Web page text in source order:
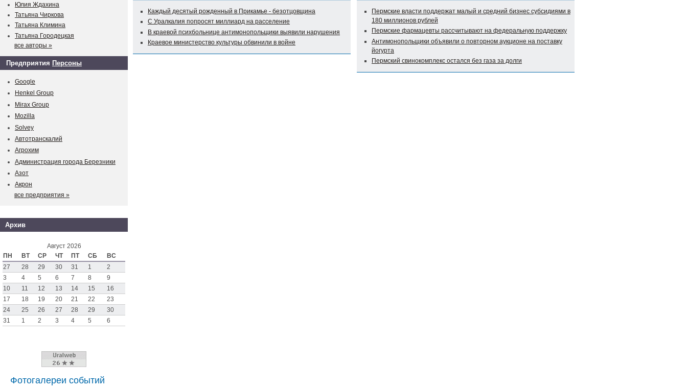
Каждый десятый рожденный в Прикамье - безотцовщина
С Уралкалия попросят миллиард на расселение
В краевой психбольнице антимонопольщики выявили нарушения
Краевое министерство культуры обвинили в войне
Пермские власти поддержат малый и средний бизнес субсидиями в
180 миллионов рублей
Пермские фармацевты рассчитывают на федеральную поддержку
Антимонопольщики объявили о повторном аукционе на поставку
йогурта
Пермский свинокомплекс остался без газа за долги
Юлия Ждахина
Татьяна Чиркова
Татьяна Климина
Татьяна Городецкая
все авторы »
Предприятия Персоны
Google
Henkel Group
Mirax Group
Mozilla
Solvey
Автотранскалий
Агрохим
Администрация города Березники
Азот
Акрон
все предприятия »
Архив
Август 2026
ПН
ВТ СР ЧТ ПТ СБ
ВС
27
28 29 30 31 1
2
3
4 5 6 7 8
9
10
11 12 13 14 15
16
17
18 19 20 21 22
23
24
25 26 27 28 29
30
31
1 2 3 4 5 6
Фотогалереи событий